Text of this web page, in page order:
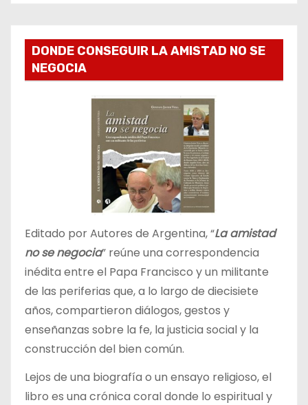
DONDE CONSEGUIR LA AMISTAD NO SE
NEGOCIA
Editado por Autores de Argentina, “La amistad
no se negocia” reúne una correspondencia
inédita entre el Papa Francisco y un militante
de las periferias que, a lo largo de diecisiete
años, compartieron diálogos, gestos y
enseñanzas sobre la fe, la justicia social y la
construcción del bien común.
Lejos de una biografía o un ensayo religioso, el
libro es una crónica coral donde lo espiritual y